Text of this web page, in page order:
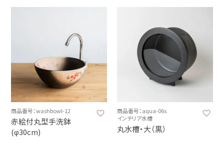
商品番号：washbowl-12
赤絵付丸型手洗鉢
(φ30cm)
商品番号：aqua-06s
インテリア水槽
丸水槽・大（黒）